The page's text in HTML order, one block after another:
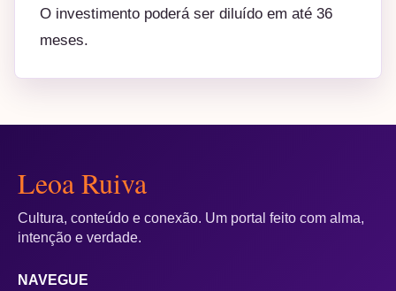
O investimento poderá ser diluído em até 36
meses.
Leoa Ruiva
Cultura, conteúdo e conexão. Um portal feito com alma,
intenção e verdade.
NAVEGUE